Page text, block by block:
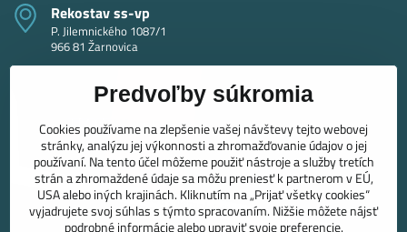
Rekostav ss-vp
P. Jilemnického 1087/1
966 81 Žarnovica
Predvoľby súkromia
Cookies používame na zlepšenie vašej návštevy tejto webovej
stránky, analýzu jej výkonnosti a zhromažďovanie údajov o jej
používaní. Na tento účel môžeme použiť nástroje a služby tretích
strán a zhromaždené údaje sa môžu preniesť k partnerom v EÚ,
USA alebo iných krajinách. Kliknutím na „Prijať všetky cookies“
vyjadrujete svoj súhlas s týmto spracovaním. Nižšie môžete nájsť
podrobné informácie alebo upraviť svoje preferencie.